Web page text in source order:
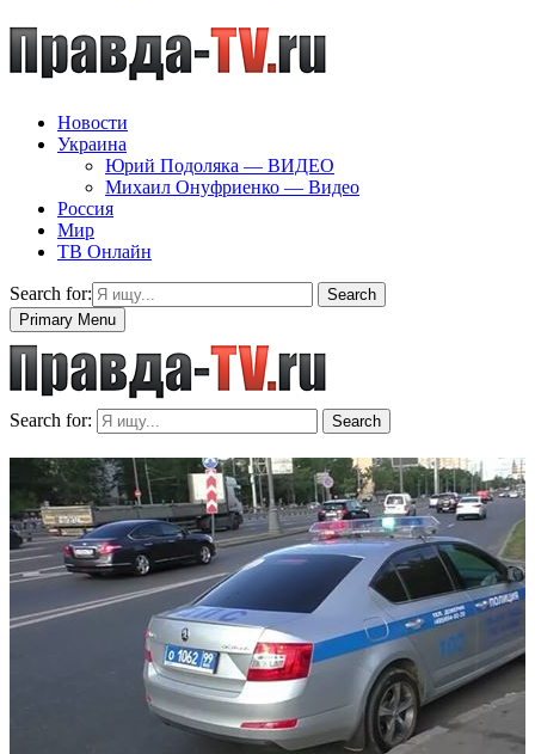
Новости
Украина
Юрий Подоляка — ВИДЕО
Михаил Онуфриенко — Видео
Россия
Мир
ТВ Онлайн
Search for:
Search
Primary Menu
Search for: Search